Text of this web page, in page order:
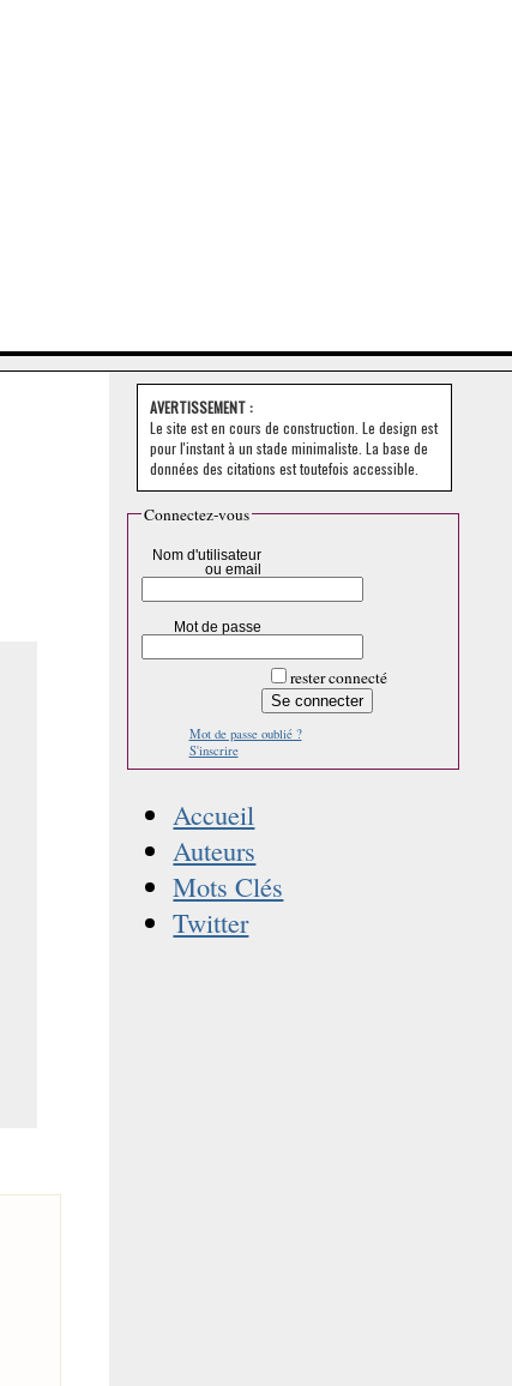
AVERTISSEMENT :
Le site est en cours de construction. Le design est
pour l'instant à un stade minimaliste. La base de
données des citations est toutefois accessible.
Connectez-vous
Nom d'utilisateur
ou email
Mot de passe
rester connecté
Mot de passe oublié ?
S'inscrire
Accueil
Auteurs
Mots Clés
Twitter